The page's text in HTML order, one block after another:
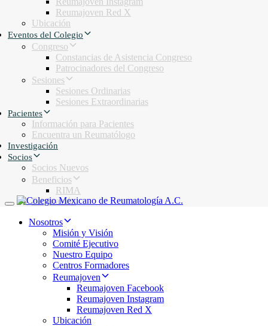
Reumajoven Red X
Ubicación
Eventos del Colegio
Congreso
Constancias de Asistencia Congreso
Patrocinadores del Congreso
Sesiones
Sesiones Ordinarias
Sesiones Extraordinarias
Pacientes
Información para Pacientes
Encuentra un Reumatólogo
Investigación
Socios
Socios Nuevos
Beneficios
RIMA
Facturación
Toggle navigation
Nosotros
Misión y Visión
Comité Ejecutivo
Nuestro Equipo
Centros Formadores
Reumajoven
Reumajoven Facebook
Reumajoven Instagram
Reumajoven Red X
Ubicación